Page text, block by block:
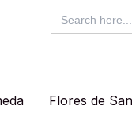
Search
for:
Flores de